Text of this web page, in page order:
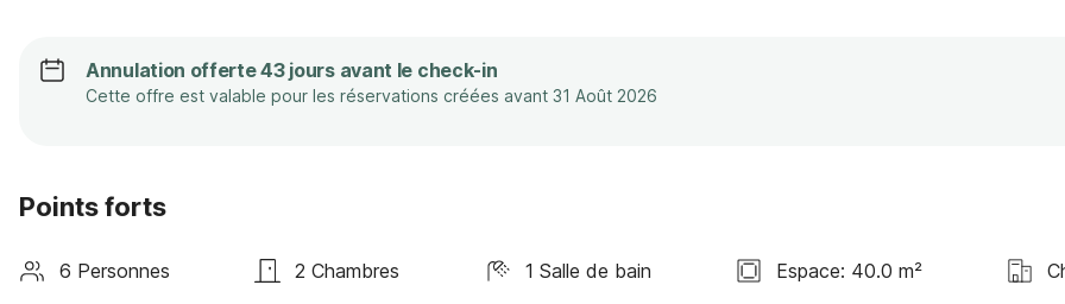
Annulation offerte 43 jours avant le check-in
Cette offre est valable pour les réservations créées avant 31 Août 2026
Points forts
6 Personnes 2 Chambres 1 Salle de bain Espace: 40.0 m²